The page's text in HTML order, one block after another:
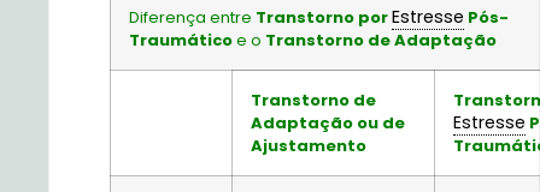
Diferença entre Transtorno porEstresse Pós-
Traumáticoe o Transtorno de Adaptação
Transtorno de
Adaptação ou de
Ajustamento
Estresse